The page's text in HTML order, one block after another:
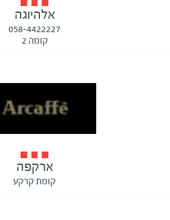
אלהיוגה
058-4422227
קומה 2
ארקפה
קומת קרקע